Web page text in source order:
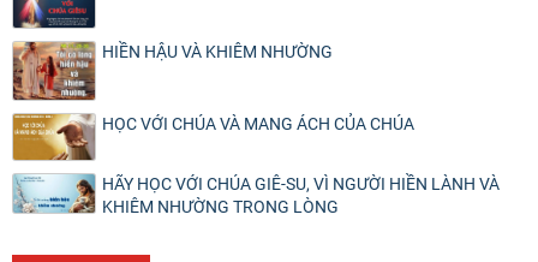
HIỀN HẬU VÀ KHIÊM NHƯỜNG
HỌC VỚI CHÚA VÀ MANG ÁCH CỦA CHÚA
HÃY HỌC VỚI CHÚA GIÊ-SU, VÌ NGƯỜI HIỀN LÀNH VÀ
KHIÊM NHƯỜNG TRONG LÒNG